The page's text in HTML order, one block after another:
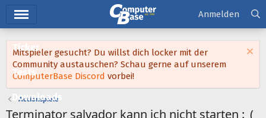
Ticker
Tests
Downloads
Anmelden
Mitspieler gesucht? Du willst dich locker mit der
Community austauschen? Schau gerne auf unserem
ComputerBase Discord vorbei!
Actionspiele
Terminator salvador kann ich nicht starten :_(